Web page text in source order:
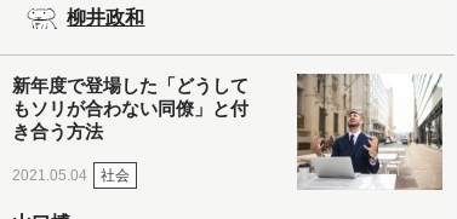
柳井政和
新年度で登場した「どうして
もソリが合わない同僚」と付
き合う方法
2021.05.04 社会